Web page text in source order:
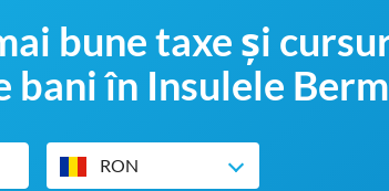
bune taxe și
în Insulele
RON